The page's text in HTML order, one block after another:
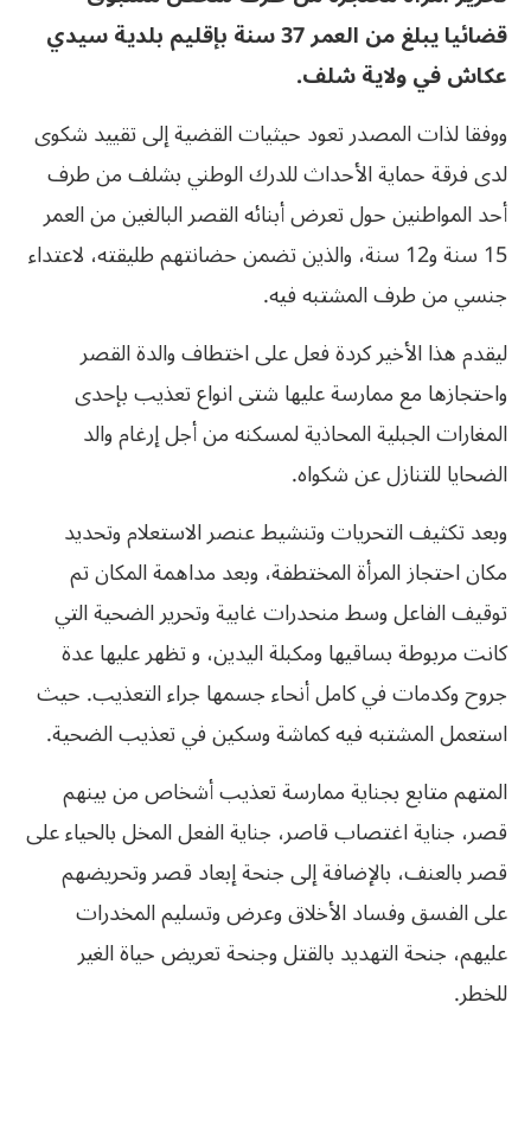
قضائيا يبلغ من العمر 37 سنة بإقليم بلدية سيدي
عكاش في ولاية شلف.
ووفقا لذات المصدر تعود حيثيات القضية إلى تقييد شكوى
لدى فرقة حماية الأحداث للدرك الوطني بشلفمن طرف
أحد المواطنين حول تعرض أبنائه القصر البالغين من العمر
15 سنة و12 سنة
، والذين تضمن حضانتهم طليقته، لاعتداء
جنسي من طرف المشتبه فيه.
ليقدم هذا الأخير كردة فعل على اختطاف والدة القصر
واحتجازهامع ممارسة عليها شتى انواع تعذيب بإحدى
المغارات الجبلية المحاذية لمسكنهمن أجل إرغام والد
الضحايا للتنازل عن شكواه.
وبعد تكثيف التحريات وتنشيط عنصر الاستعلام وتحديد
مكان احتجاز المرأة المختطفة، وبعد مداهمة المكان تم
توقيف الفاعل وسط منحدرات غابية وتحرير الضحية التي
كانت مربوطة بساقيها ومكبلة اليدين، وتظهر عليها عدة
جروح وكدمات في كامل أنحاء جسمها جراء التعذيب.حيث
استعمل المشتبه فيه كماشة وسكين في تعذيب الضحية.
المتهم متابع بجناية ممارسة تعذيب أشخاص من بينهم
قصر، جناية اغتصاب قاصر، جناية الفعل المخل بالحياء على
قصر بالعنف، بالإضافة إلى جنحة إبعاد قصر وتحريضهم
على الفسق وفساد الأخلاق وعرض وتسليم المخدرات
عليهم، جنحة التهديد بالقتل وجنحة تعريض حياة الغير
للخطر.